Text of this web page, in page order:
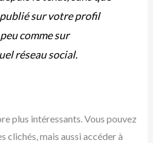
sur votre profil
comme sur
réseau social.
plus intéressants. Vous pouvez
clichés, mais aussi accéder à